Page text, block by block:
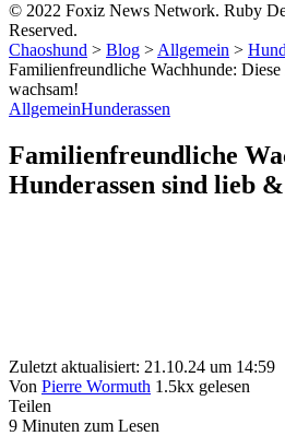
© 2022 Foxiz News Network. Ruby
Reserved.
Chaoshund > Blog > Allgemein >
Familienfreundliche Wachhunde:
wachsam!
AllgemeinHunderassen
Familienfreundliche
Hunderassen sind lieb
Zuletzt aktualisiert: 21.10.24 um 14:59
Von Pierre Wormuth 1.5kx gelesen
Teilen
9 Minuten zum Lesen